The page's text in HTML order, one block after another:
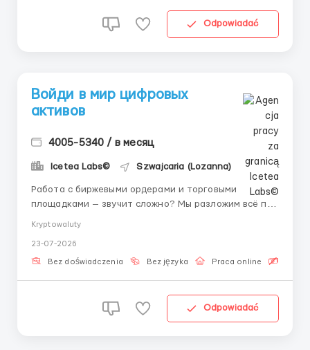
Odpowiadać
Войди в мир цифровых
активов
4005-5340 / в месяц
Icetea Labs© Szwajcaria (Lozanna)
Работа с биржевыми ордерами и торговыми
площадками — звучит сложно? Мы разложим всё по
— это нервная система любой цифровой
платформы. Любой перевод, обмен или закрытие
Kryptowaluty
23-07-2026
Bez doświadczenia Bez języka Praca online
Odpowiadać